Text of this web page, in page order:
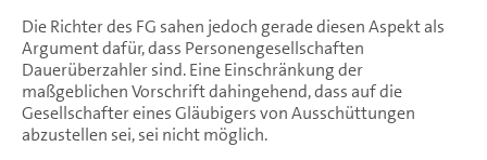
Die Richter des FG sahen jedoch gerade diesen Aspekt als
Argument dafür, dass Personengesellschaften
Dauerüberzahler sind. Eine Einschränkung der
maßgeblichen Vorschrift dahingehend, dass auf die
Gesellschafter eines Gläubigers von Ausschüttungen
abzustellen sei, sei nicht möglich.